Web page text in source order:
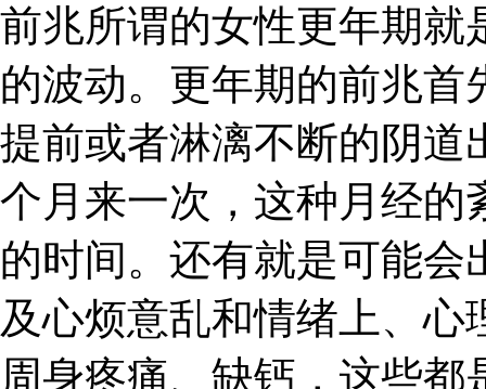
前兆所谓的女性更年期就
的波动。更年期的前兆
提前或者淋漓不断的阴道
个月来一次，这种月经的
的时间。还有就是可能
及心烦意乱和情绪上、
周身疼痛、缺钙，这些